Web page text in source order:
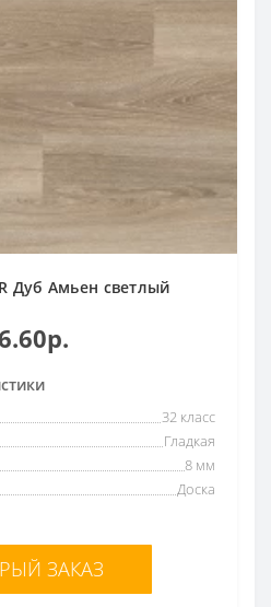
Дуб Амьен светлый
32 класс
Гладкая
8 мм
Доска
ЗАКАЗ